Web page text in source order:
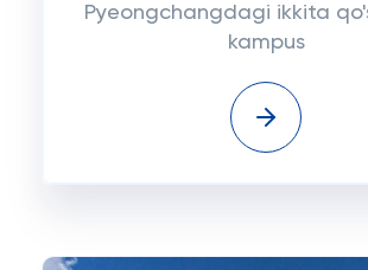
Pyeongchangdagi ikkita
kampus